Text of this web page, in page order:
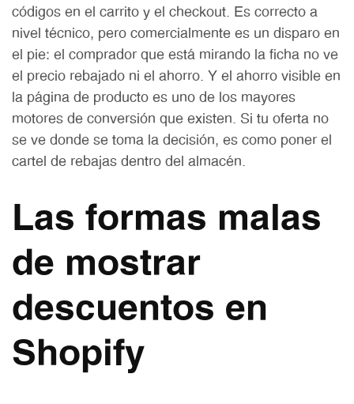
códigos en el carrito y el checkout. Es correcto a
nivel técnico, pero comercialmente es un disparo en
el pie: el comprador que está mirando la ficha no ve
el precio rebajado ni el ahorro. Y el ahorro visible en
la página de producto es uno de los mayores
motores de conversión que existen. Si tu oferta no
se ve donde se toma la decisión, es como poner el
cartel de rebajas dentro del almacén.
Las formas malas
de mostrar
descuentos en
Shopify